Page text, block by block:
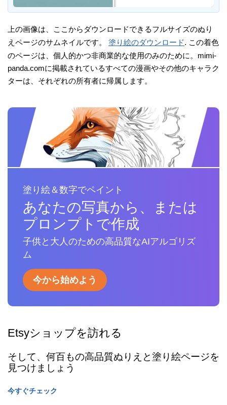
上の画像は、ここからダウンロードできるフルサイズのぬり
えページのサムネイルです。 塗り絵のダウンロード. この着色
のページは、個人的かつ非商業的な使用のみのために。mimi-
panda.comに掲載されているすべての漫画やその他のキャラク
ターは、それぞれの所有者に帰属します。
塗り絵＆数字でペイント
あなたの写真から、または
プロンプトで作成
子供と大人のための高品質なAIアルゴリズ
ム
今から始めよう
Etsyショップを訪れる
そして、何百もの高品質ぬりえと塗り絵ページを
見つけましょう
今すぐチェック